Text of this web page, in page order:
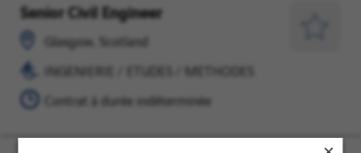
Senior Civil Engineer
Glasgow, Scotland
Glasgow,
Scotland
INGENIERIE / ETUDES / METHODES
INGENIERIE
/
ETUDES
/
METHODESContrat à durée indéterminée